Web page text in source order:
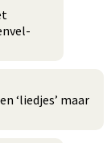
‘liedjes’ maar